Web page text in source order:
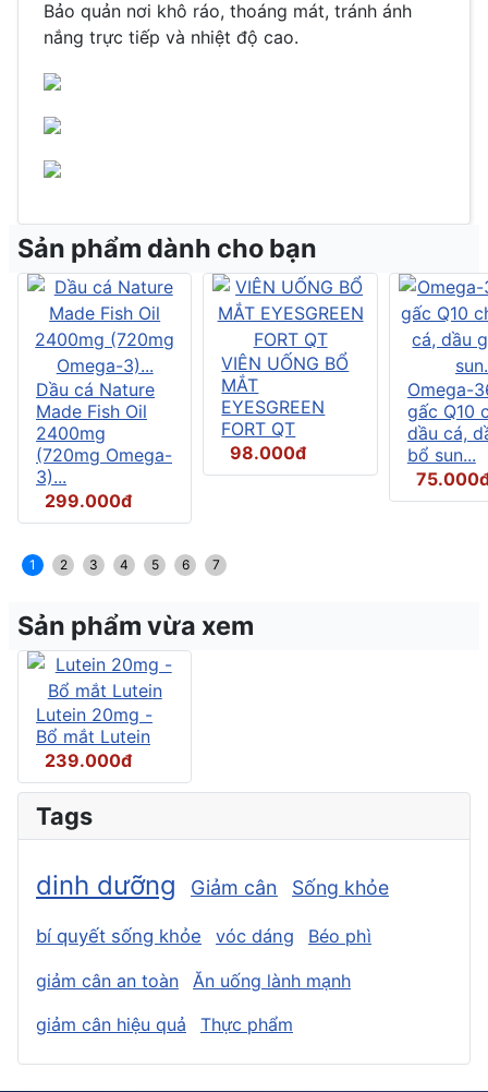
Bảo quản nơi khô ráo, thoáng mát, tránh ánh
nắng trực tiếp và nhiệt độ cao.
Sản phẩm dành cho bạn
Dầu cá Nature
Made Fish Oil
2400mg
(720mg Omega-
3)...
299.000đ
VIÊN UỐNG BỔ
MẮT
EYESGREEN
FORT QT
98.000đ
Omega-
gấc Q10
dầu cá,
bổ sun...
1 2 3 4 5 6 7
Sản phẩm vừa xem
Lutein 20mg -
Bổ mắt Lutein
239.000đ
Tags
dinh dưỡng Giảm cân Sống khỏe
bí quyết sống khỏe vóc dáng Béo phì
giảm cân an toàn
Ăn uống lành mạnh
giảm cân hiệu quả
Thực phẩm